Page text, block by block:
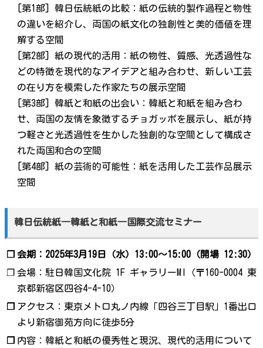
[第1部] 韓日伝統紙の比較：紙の伝統的製作過程と物性
の違いを紹介し、両国の紙文化の独創性と美的価値を理
解する空間
[第2部] 紙の現代的活用：紙の物性、質感、光透過性な
どの特徴を現代的なアイデアと組み合わせ、新しい工芸
の在り方を模索した作家たちの展示空間
[第3部] 韓紙と和紙の出会い：韓紙と和紙を組み合わ
せ、両国の友情を象徴するチョガッポを展示し、紙が持
つ軽さと光透過性を生かした独創的な空間として構成さ
れた両国和合の空間
[第4部] 紙の芸術的可能性：紙を活用した工芸作品展示
空間
韓日伝統紙―韓紙と和紙―国際交流セミナー
❐ 会期：2025年3月19日（水）13:00～15:00（開場 12:30）
❐ 会場：駐日韓国文化院 1F ギャラリーMI（〒160-0004 東
京都新宿区四谷4-4-10）
❐ アクセス：東京メトロ丸ノ内線「四谷三丁目駅」1番出口
より新宿御苑方向に徒歩5分
❐ 内容：韓紙と和紙の優秀性と現況、現代的活用について